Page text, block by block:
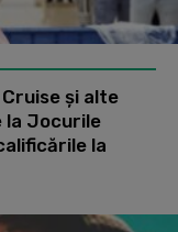
și alte
la Jocurile
la